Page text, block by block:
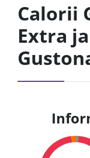
Calorii
Extra